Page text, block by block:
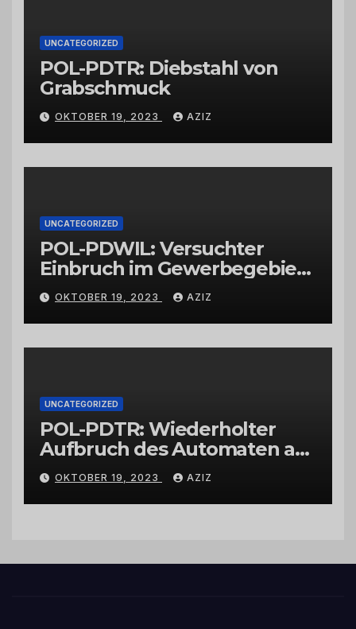
UNCATEGORIZED
POL-PDTR: Diebstahl von
Grabschmuck
OKTOBER 19, 2023 AZIZ
UNCATEGORIZED
POL-PDWIL: Versuchter
Einbruch im Gewerbegebiet
Wittlich
OKTOBER 19, 2023 AZIZ
UNCATEGORIZED
POL-PDTR: Wiederholter
Aufbruch des Automaten am
Wohnmobilstellplatz in
Hermeskeil am Labachweg
OKTOBER 19, 2023 AZIZ